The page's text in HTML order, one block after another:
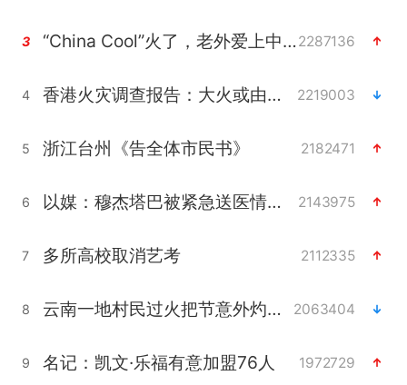
3 “China Cool”火了，老外爱上中国避暑游2287136
4 香港火灾调查报告：大火或由烟头引起 2219003
5 浙江台州《告全体市民书》 2182471
6 以媒：穆杰塔巴被紧急送医情况危急 2143975
7 多所高校取消艺考 2112335
8 云南一地村民过火把节意外灼伤16人 2063404
9 名记：凯文·乐福有意加盟76人 1972729